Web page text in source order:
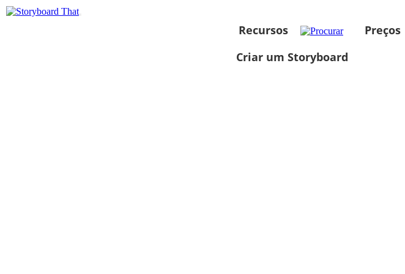
Recursos
Preços
Criar um Storyboard